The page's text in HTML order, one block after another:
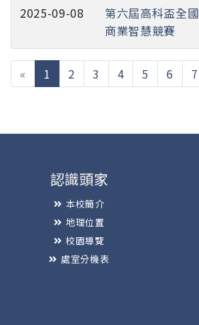
2025-09-08
第六屆高科盃全國
商業智慧競賽
« 1 (current)
2 3 4 5 6 7
認識頭家
本校簡介
地理位置
校園導覽
處室分機表